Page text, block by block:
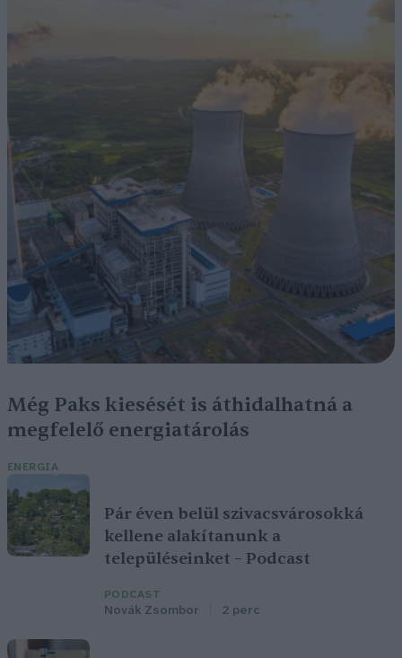
Még Paks kiesését is áthidalhatná a
megfelelő energiatárolás
ENERGIA
Pár éven belül szivacsvárosokká
kellene alakítanunk a
településeinket – Podcast
PODCAST
Novák Zsombor 2 perc